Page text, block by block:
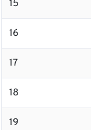
15
16
17
18
19